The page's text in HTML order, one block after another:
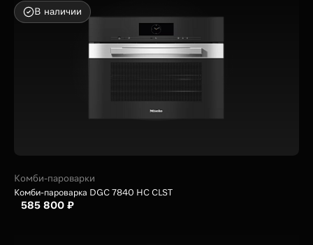
В наличии
Комби-пароварки
Комби-пароварка DGC 7840 HC CLST
585 800 ₽